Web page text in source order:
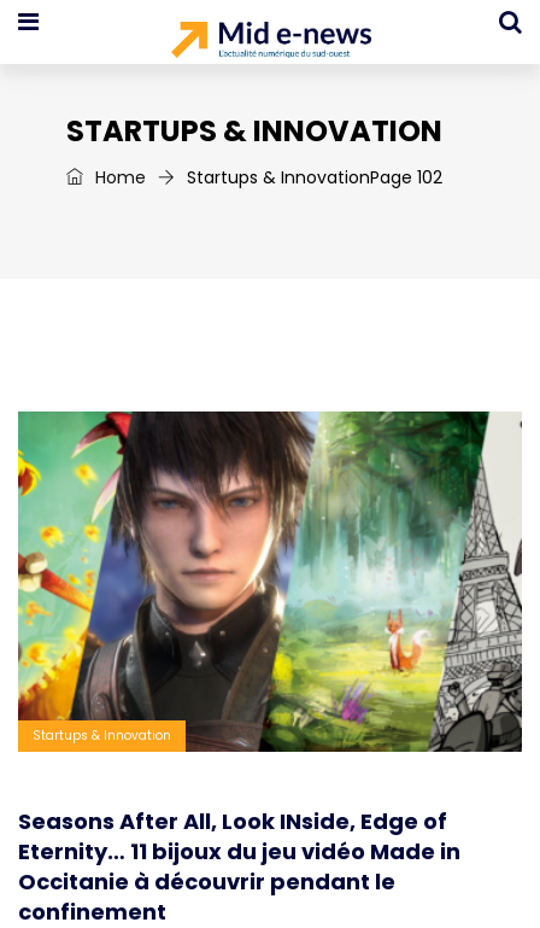
STARTUPS & INNOVATION
Home Startups & InnovationPage 102
Startups & Innovation
Seasons After All, Look INside, Edge of
Eternity… 11 bijoux du jeu vidéo Made in
Occitanie à découvrir pendant le
confinement